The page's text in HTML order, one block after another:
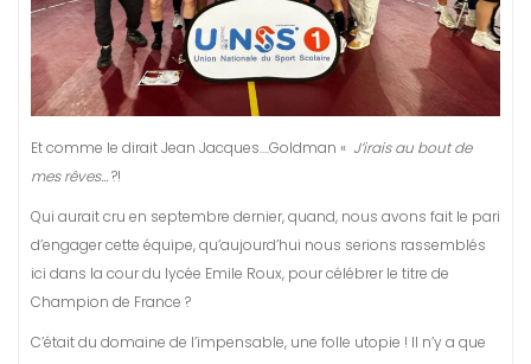
Et comme le dirait Jean Jacques….Goldman « J’irais au bout de
mes rêves…?!
Qui aurait cru en septembre dernier, quand, nous avons fait le pari
d’engager cette équipe, qu’aujourd’hui nous serions rassemblés
ici dans la cour du lycée Emile Roux, pour célébrer le titre de
Champion de France ?
C’était du domaine de l’impensable, une folle utopie ! Il n’y a que